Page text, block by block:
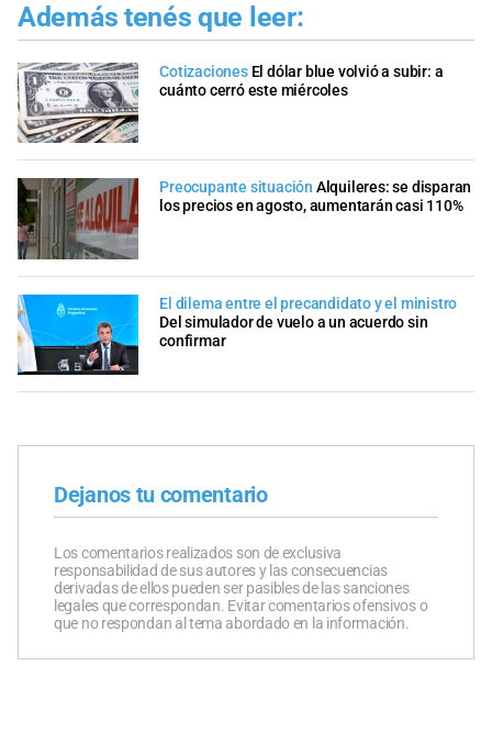
Además tenés que leer:
Cotizaciones El dólar blue volvió a subir: a
cuánto cerró este miércoles
Preocupante situación Alquileres: se disparan
los precios en agosto, aumentarán casi 110%
El dilema entre el precandidato y el ministro
Del simulador de vuelo a un acuerdo sin
confirmar
Dejanos tu comentario
Los comentarios realizados son de exclusiva
responsabilidad de sus autores y las consecuencias
derivadas de ellos pueden ser pasibles de las sanciones
legales que correspondan. Evitar comentarios ofensivos o
que no respondan al tema abordado en la información.